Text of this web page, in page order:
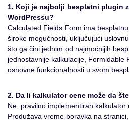
1. Koji je najbolji besplatni plugin
WordPressu?
Calculated Fields Form ima
široke mogućnosti, uključujući
što ga čini jednim od najmoćnijih
jednostavnije kalkulacije, Formidable
osnovne funkcionalnosti u svom
2. Da li kalkulator cene može da
Ne, pravilno implementiran kalkulator
Produžava vreme boravka na